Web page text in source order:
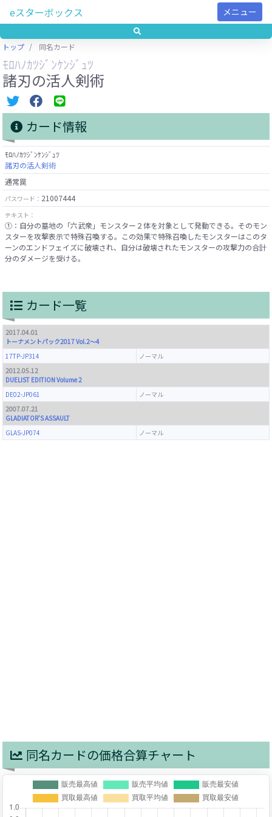
eスターボックス メニュー
トップ 同名カード
ﾓﾛﾊﾉｶﾂｼﾞﾝｹﾝｼﾞｭﾂ
諸刃の活人剣術
カード情報
ﾓﾛﾊﾉｶﾂｼﾞﾝｹﾝｼﾞｭﾂ
諸刃の活人剣術
通常罠
パスワード： 21007444
テキスト：
①：自分の墓地の「六武衆」モンスター２体を対象として発動できる。そのモン
スターを攻撃表示で特殊召喚する。この効果で特殊召喚したモンスターはこのタ
ーンのエンドフェイズに破壊され、自分は破壊されたモンスターの攻撃力の合計
分のダメージを受ける。
カード一覧
2017.04.01
トーナメントパック2017 Vol.2～4
17TP-JP314
ノーマル
2012.05.12
DUELIST EDITION Volume 2
DE02-JP061
ノーマル
2007.07.21
GLADIATOR'S ASSAULT
GLAS-JP074
ノーマル
同名カードの価格合算チャート